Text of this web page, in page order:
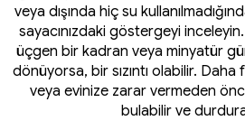
veya dışında hiç su
sayacınızdaki göstergeyi
üçgen bir kadran veya minyatür
dönüyorsa, bir sızıntı olabilir.
veya evinize zarar vermeden
bulabilir ve